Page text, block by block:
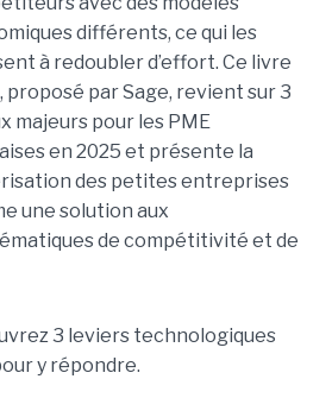
différents, ce qui les
à redoubler d’effort. Ce livre
proposé par Sage, revient sur 3
majeurs pour les PME
en 2025 et présente la
des petites entreprises
une solution aux
de compétitivité et de
3 leviers technologiques
y répondre.